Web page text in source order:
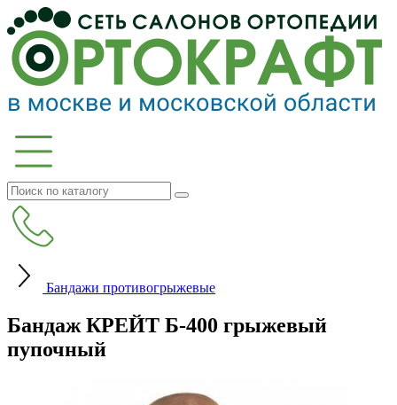
Бандажи противогрыжевые
Бандаж КРЕЙТ Б-400 грыжевый
пупочный